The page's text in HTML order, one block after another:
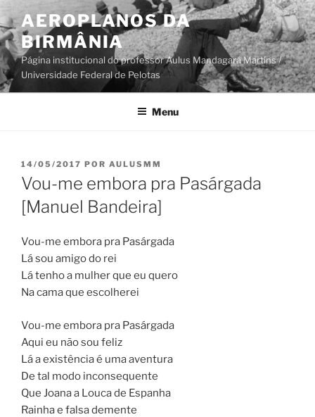
Pular
para
o
conteúdo
AEROPLANOS DA
BIRMÂNIA
Página institucional do professor Aulus Mandagará Martins /
Universidade Federal de Pelotas
Menu
PUBLICADO
EM
14/05/2017 POR AULUSMM
Vou-me embora pra Pasárgada
[Manuel Bandeira]
Vou-me embora pra Pasárgada
Lá sou amigo do rei
Lá tenho a mulher que eu quero
Na cama que escolherei
Vou-me embora pra Pasárgada
Aqui eu não sou feliz
Lá a existência é uma aventura
De tal modo inconsequente
Que Joana a Louca de Espanha
Rainha e falsa demente